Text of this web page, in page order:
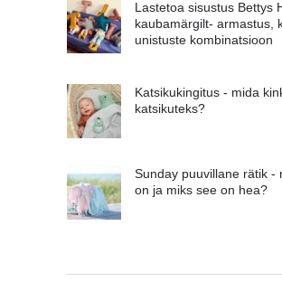
Lastetoa sisustus Bettys
kaubamärgilt- armastus,
unistuste kombinatsioon
Katsikukingitus - mida
katsikuteks?
Sunday puuvillane rätik -
on ja miks see on hea?